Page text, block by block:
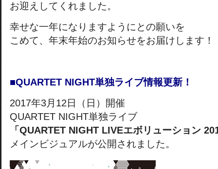
お迎えしてくれました。
幸せな一年になりますようにとの願いを
こめて、年末年始のお知らせをお届けします！
■QUARTET NIGHT単独ライブ情報更新！
2017年3月12日（日）開催
QUARTET NIGHT単独ライブ
「QUARTET NIGHT LIVEエボリューション
メインビジュアルが公開されました。